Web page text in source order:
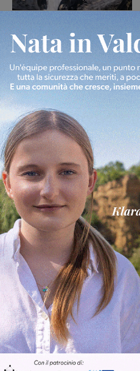
località Trevane: brucia
anche la vegetazione.
Intervento di Vigili del
fuoco e volontari
antincendio
Cronaca 7 Agosto 2026
Aquila Montevarchi e
Terranova Traiana
contro nel primo turno
di Coppa Italia
Calcio 7 Agosto 2026
Ultime Calcio